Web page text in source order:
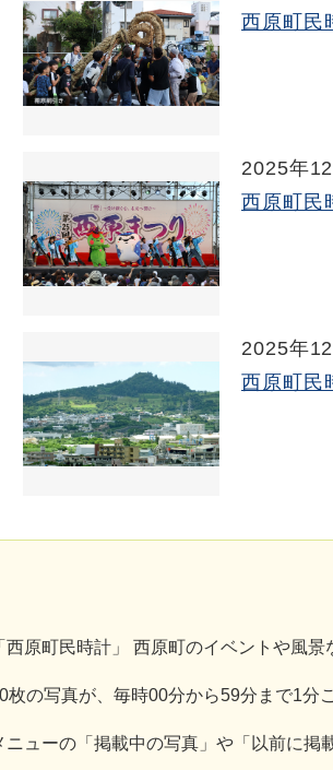
西原町
2025年
西原町
2025年
西原町
西原町民時計」 西原町のイベントや風景
枚の写真が、毎時00分から59分まで1分
ニューの「掲載中の写真」や「以前に掲